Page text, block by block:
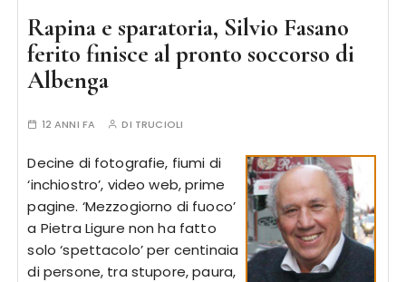
Rapina e sparatoria, Silvio Fasano
ferito finisce al pronto soccorso di
Albenga
12 ANNI FA DI TRUCIOLI
Decine di fotografie, fiumi di
‘inchiostro’, video web, prime
pagine. ‘Mezzogiorno di fuoco’
a Pietra Ligure non ha fatto
solo ‘spettacolo’ per centinaia
di persone, tra stupore, paura,